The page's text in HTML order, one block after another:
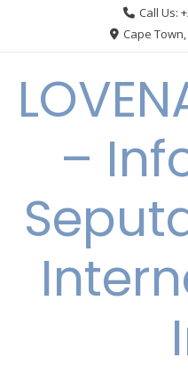
Call Us:
Cape
–